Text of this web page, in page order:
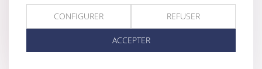
fin du bail. Est ce possible ?
Faute de congé délivré par le bailleur, le bail verbal est
CONFIGURER REFUSER
ACCEPTER